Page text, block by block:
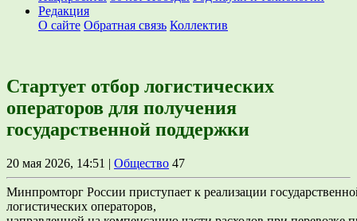
Редакция
О сайте Обратная связь Коллектив
Стартует отбор логистических
операторов для получения
государственной поддержки
20 мая 2026, 14:51 | Общество 47
Минпромторг России приступает к реализации
логистических операторов,